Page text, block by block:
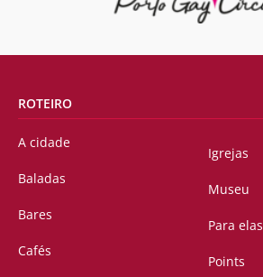
ROTEIRO
A cidade
Baladas
Bares
Cafés
Igrejas
Museu
Para elas
Points